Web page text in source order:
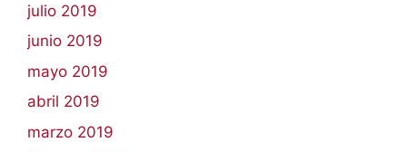
julio 2019
junio 2019
mayo 2019
abril 2019
marzo 2019